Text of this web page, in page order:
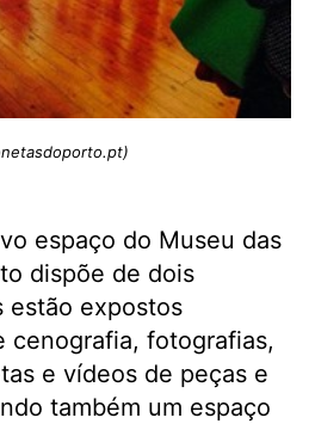
espaço do Museu das
dispõe de dois
estão expostos
cenografia, fotografias,
e vídeos de peças e
também um espaço